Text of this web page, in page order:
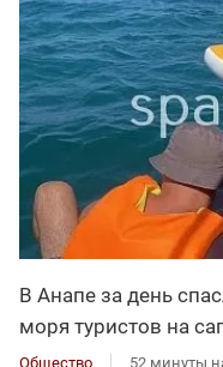
В Анапе за день
моря туристов на
Общество 52 минуты